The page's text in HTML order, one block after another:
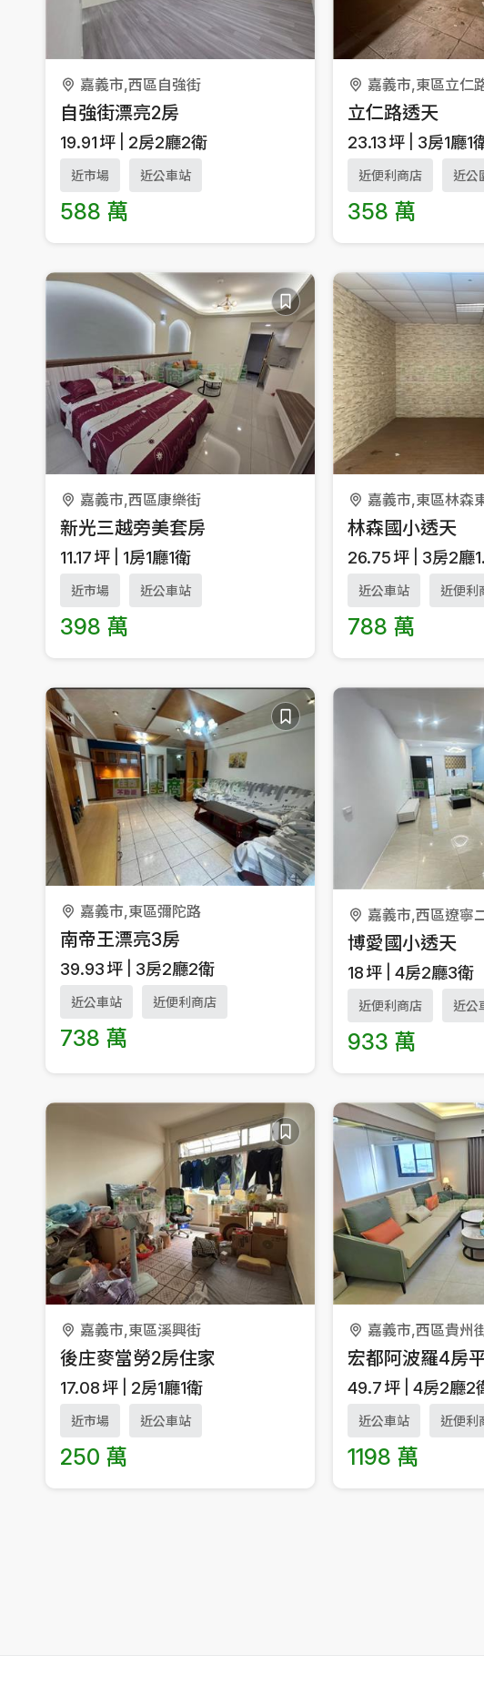
嘉義市,西區自強街
自強街漂亮2房
19.91坪 2房2廳2衛
近市場 近公車站
588 萬
嘉義市,東區立仁
立仁路透天
23.13坪 3房1廳1
近便利商店 近公
358 萬
嘉義市,西區康樂街
新光三越旁美套房
11.17坪 1房1廳1衛
近市場 近公車站
398 萬
嘉義市,東區林森
林森國小透天
26.75坪 3房2廳
近公車站 近便利
788 萬
嘉義市,東區彌陀路
南帝王漂亮3房
39.93坪 3房2廳2衛
近公車站 近便利商店
738 萬
嘉義市,西區遼寧
博愛國小透天
18坪 4房2廳3衛
近便利商店 近公
933 萬
嘉義市,東區溪興街
後庄麥當勞2房住家
17.08坪 2房1廳1衛
近市場 近公車站
250 萬
嘉義市,西區貴州
宏都阿波羅4房
49.7坪 4房2廳2
近公車站 近便利
1198 萬